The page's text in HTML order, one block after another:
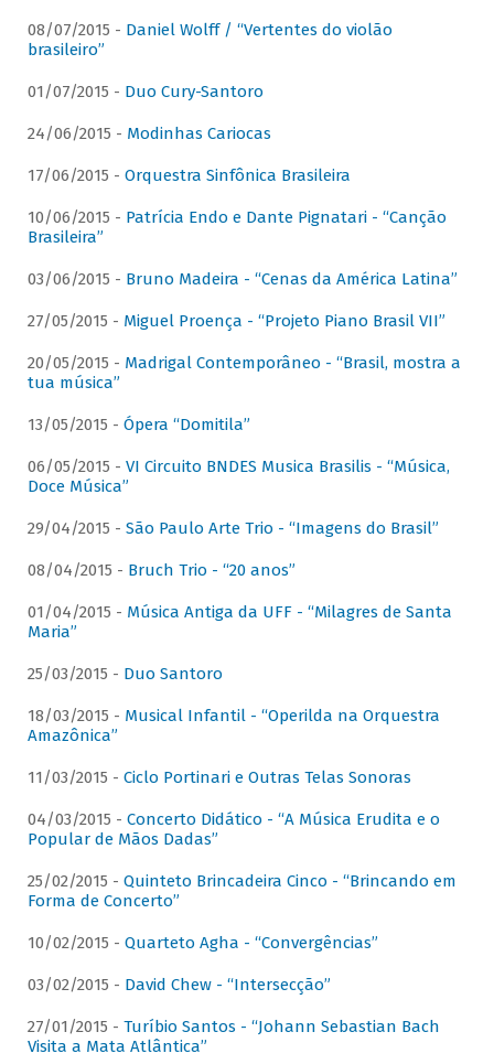
08/07/2015 - Daniel Wolff / “Vertentes do violão
brasileiro”
01/07/2015 - Duo Cury-Santoro
24/06/2015 - Modinhas Cariocas
17/06/2015 - Orquestra Sinfônica Brasileira
10/06/2015 - Patrícia Endo e Dante Pignatari - “Canção
Brasileira”
03/06/2015 - Bruno Madeira - “Cenas da América Latina”
27/05/2015 - Miguel Proença - “Projeto Piano Brasil VII”
20/05/2015 - Madrigal Contemporâneo - “Brasil, mostra a
tua música”
13/05/2015 - Ópera “Domitila”
06/05/2015 - VI Circuito BNDES Musica Brasilis - “Música,
Doce Música”
29/04/2015 - São Paulo Arte Trio - “Imagens do Brasil”
08/04/2015 - Bruch Trio - “20 anos”
01/04/2015 - Música Antiga da UFF - “Milagres de Santa
Maria”
25/03/2015 - Duo Santoro
18/03/2015 - Musical Infantil - “Operilda na Orquestra
Amazônica”
11/03/2015 - Ciclo Portinari e Outras Telas Sonoras
04/03/2015 - Concerto Didático - “A Música Erudita e o
Popular de Mãos Dadas”
25/02/2015 - Quinteto Brincadeira Cinco - “Brincando em
Forma de Concerto”
10/02/2015 - Quarteto Agha - “Convergências”
03/02/2015 - David Chew - “Intersecção”
27/01/2015 - Turíbio Santos - “Johann Sebastian Bach
Visita a Mata Atlântica”